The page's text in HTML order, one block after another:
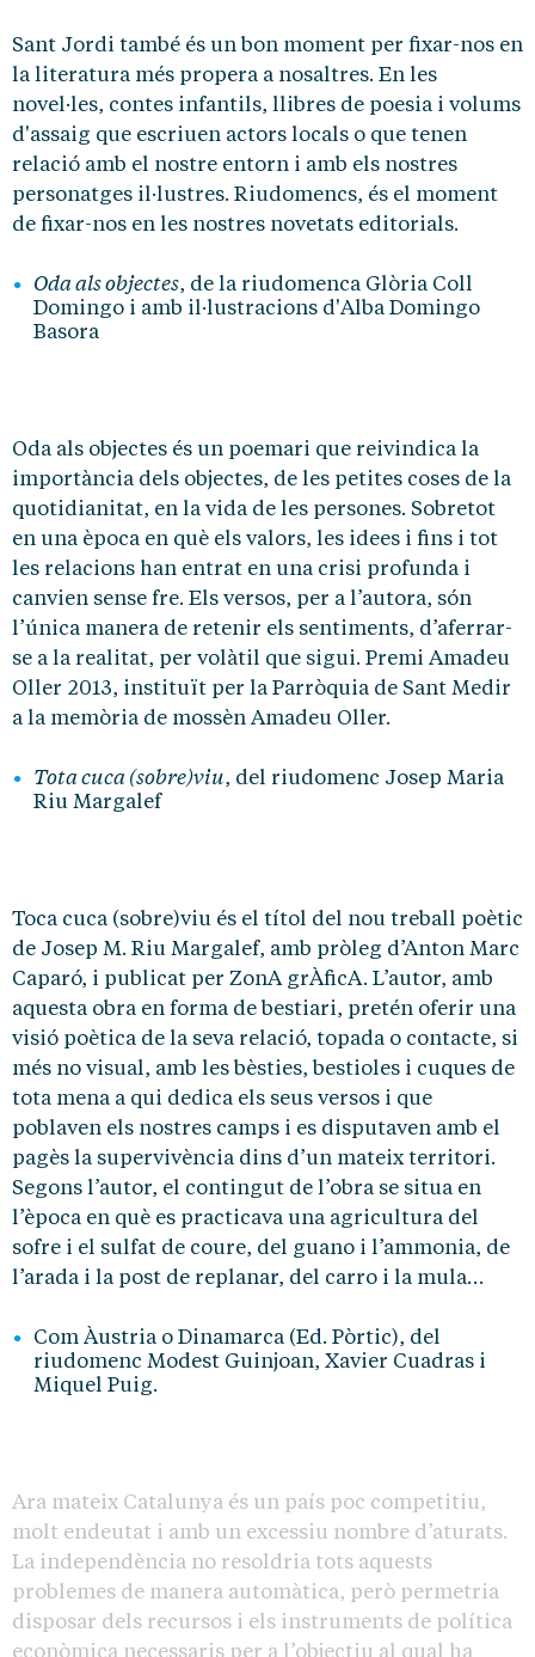
Sant Jordi també és un bon moment per fixar-nos en
la literatura més propera a nosaltres. En les
novel·les, contes infantils, llibres de poesia i volums
d'assaig que escriuen actors locals o que tenen
relació amb el nostre entorn i amb els nostres
personatges il·lustres. Riudomencs, és el moment
de fixar-nos en les nostres novetats editorials.
Oda als objectes, de la riudomenca Glòria Coll
Domingo i amb il·lustracions d'Alba Domingo
Basora
Oda als objectes és un poemari que reivindica la
importància dels objectes, de les petites coses de la
quotidianitat, en la vida de les persones. Sobretot
en una època en què els valors, les idees i fins i tot
les relacions han entrat en una crisi profunda i
canvien sense fre. Els versos, per a l’autora, són
l’única manera de retenir els sentiments, d’aferrar-
se a la realitat, per volàtil que sigui. Premi Amadeu
Oller 2013, instituït per la Parròquia de Sant Medir
a la memòria de mossèn Amadeu Oller.
Tota cuca (sobre)viu, del riudomenc Josep Maria
Riu Margalef
Toca cuca (sobre)viu és el títol del nou treball poètic
de Josep M. Riu Margalef, amb pròleg d’Anton Marc
Caparó, i publicat per ZonA grÀficA. L’autor, amb
aquesta obra en forma de bestiari, pretén oferir una
visió poètica de la seva relació, topada o contacte, si
més no visual, amb les bèsties, bestioles i cuques de
tota mena a qui dedica els seus versos i que
poblaven els nostres camps i es disputaven amb el
pagès la supervivència dins d’un mateix territori.
Segons l’autor, el contingut de l’obra se situa en
l’època en què es practicava una agricultura del
sofre i el sulfat de coure, del guano i l’ammonia, de
l’arada i la post de replanar, del carro i la mula…
Com Àustria o Dinamarca (Ed. Pòrtic), del
riudomenc Modest Guinjoan, Xavier Cuadras i
Miquel Puig.
Ara mateix Catalunya és un país poc competitiu,
molt endeutat i amb un excessiu nombre d’aturats.
La independència no resoldria tots aquests
problemes de manera automàtica, però permetria
disposar dels recursos i els instruments de política